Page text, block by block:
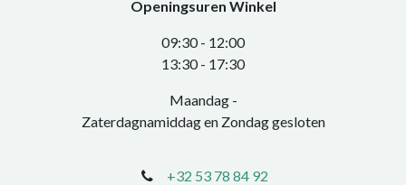
Openingsuren Winkel
0​9:30 - 12:00
​13:30 - 17:30​
Maandag -
Zaterdagnamiddag en Zondag gesloten
+32 53 78 84 92